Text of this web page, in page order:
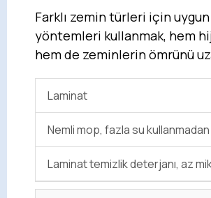
Farklı zemin türleri için
yöntemleri kullanmak, hem
hem de zeminlerin ömrünü
Laminat
Nemli mop, fazla su
Laminat temizlik deterjanı, az